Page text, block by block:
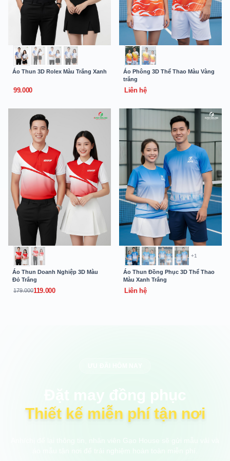
Áo Thun 3D Rolex Màu Trắng Xanh
99.000
Áo Phông 3D Thể Thao Màu Vàng
trắng
Liên hệ
Áo Thun Doanh Nghiệp 3D Màu
Đỏ Trắng
179.000119.000
+1
Áo Thun Đồng Phục 3D Thể Thao
Màu Xanh Trắng
Liên hệ
Thiết kế miễn phí tận nơi